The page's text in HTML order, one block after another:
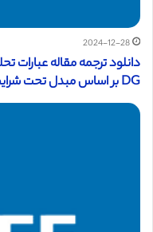
2024-12-28
دانلود ترجمه مقاله عبارات
DG بر اساس مبدل تحت شرایط شبکه نامتعادل (آی تریپل ای 2017)